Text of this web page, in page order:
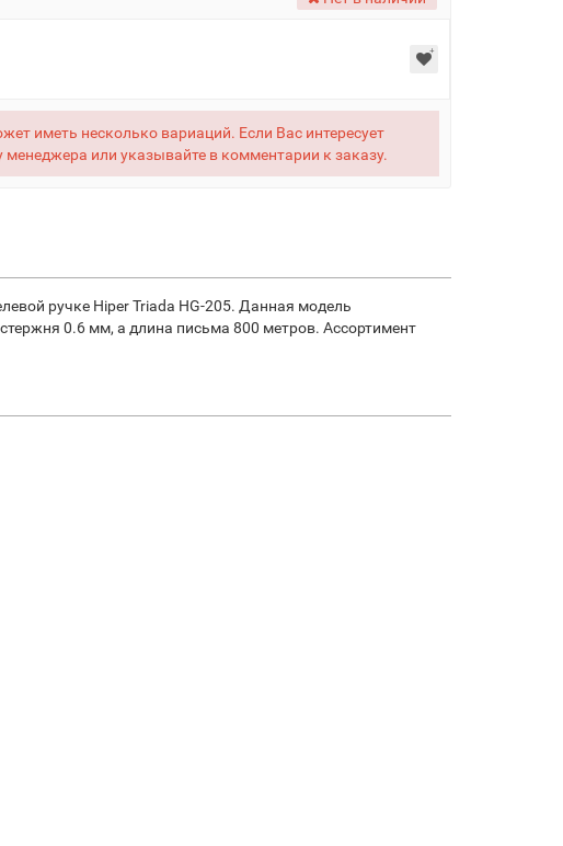
иметь несколько вариаций. Если Вас интересует
менеджера или указывайте в комментарии к заказу.
ручке Hiper Triada HG-205. Данная модель
0.6 мм, а длина письма 800 метров. Ассортимент